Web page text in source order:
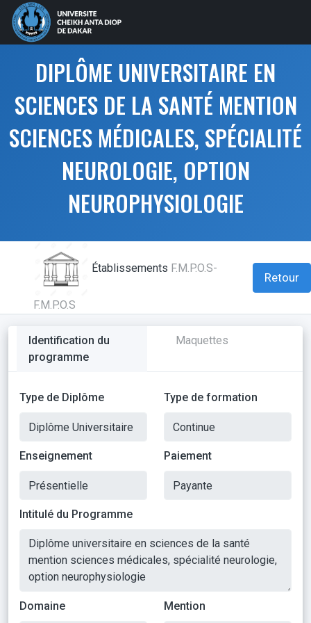
DIPLÔME UNIVERSITAIRE EN
SCIENCES DE LA SANTÉ MENTION
SCIENCES MÉDICALES, SPÉCIALITÉ
NEUROLOGIE, OPTION
NEUROPHYSIOLOGIE
Établissements F.M.P.O.S-
F.M.P.O.S
Retour
Identification du
programme
Maquettes
Type de Diplôme Type de formation
Enseignement Paiement
Intitulé du Programme
Domaine Mention